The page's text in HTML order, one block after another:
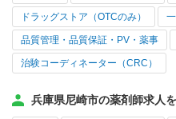
ドラッグストア（OTCのみ）
品質管理・品質保証・PV・薬事
治験コーディネーター（CRC）
兵庫県尼崎市の薬剤師求人